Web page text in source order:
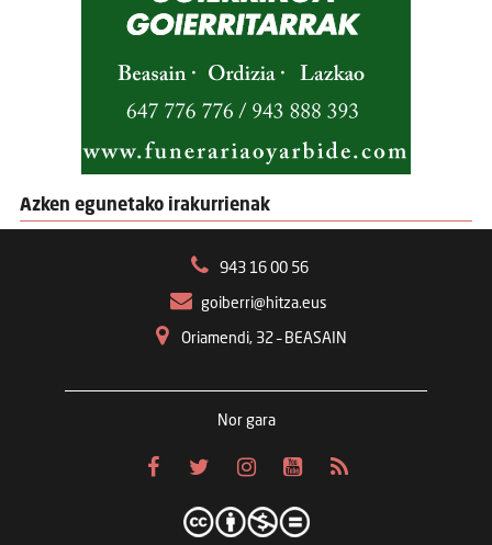
Azken egunetako irakurrienak
943 16 00 56
goiberri@hitza.eus
Oriamendi, 32 – BEASAIN
Nor gara